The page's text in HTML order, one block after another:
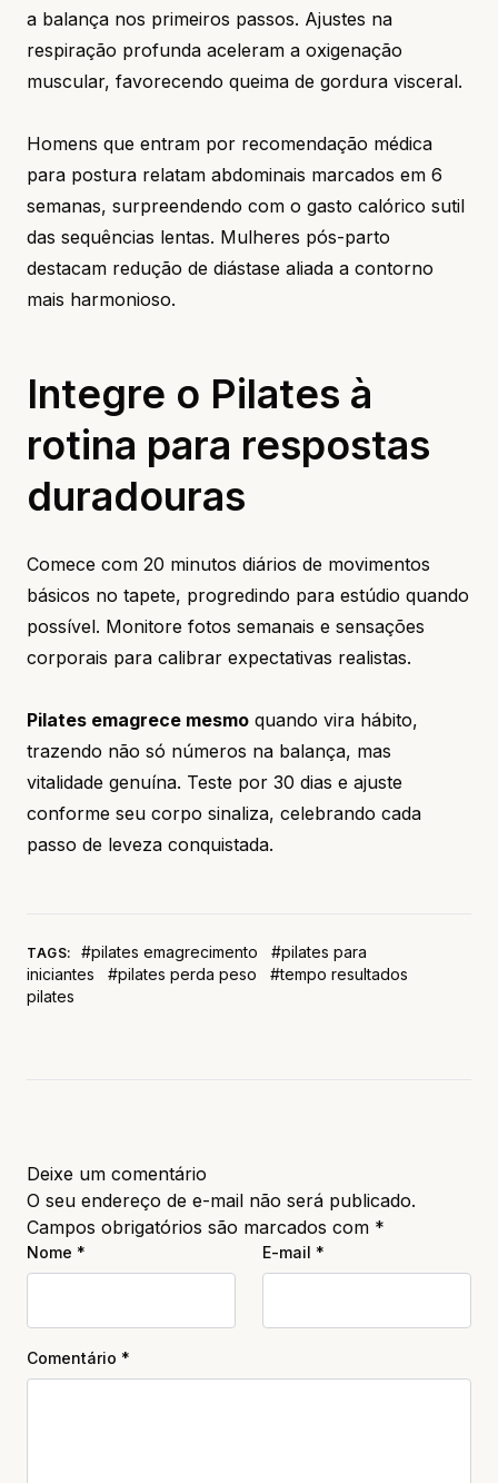
a balança nos primeiros passos. Ajustes na
respiração profunda aceleram a oxigenação
muscular, favorecendo queima de gordura visceral.
Homens que entram por recomendação médica
para postura relatam abdominais marcados em 6
semanas, surpreendendo com o gasto calórico sutil
das sequências lentas. Mulheres pós-parto
destacam redução de diástase aliada a contorno
mais harmonioso.
Integre o Pilates à
rotina para respostas
duradouras
Comece com 20 minutos diários de movimentos
básicos no tapete, progredindo para estúdio quando
possível. Monitore fotos semanais e sensações
corporais para calibrar expectativas realistas.
Pilates emagrece mesmo quando vira hábito,
trazendo não só números na balança, mas
vitalidade genuína. Teste por 30 dias e ajuste
conforme seu corpo sinaliza, celebrando cada
passo de leveza conquistada.
TAGS: #pilates emagrecimento
#pilates para
iniciantes
#pilates perda peso
#tempo resultados
pilates
Deixe um comentário
O seu endereço de e-mail não será publicado.
Campos obrigatórios são marcados com *
Nome * E-mail *
Comentário *